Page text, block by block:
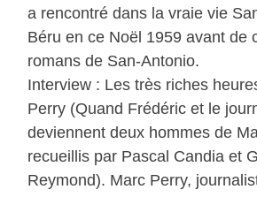
a rencontré dans la vraie vie
Béru en ce Noël 1959 avant de
romans de San-Antonio.
Interview : Les très riches
Perry (Quand Frédéric et le
deviennent deux hommes de
recueillis par Pascal Candia et
Reymond). Marc Perry,